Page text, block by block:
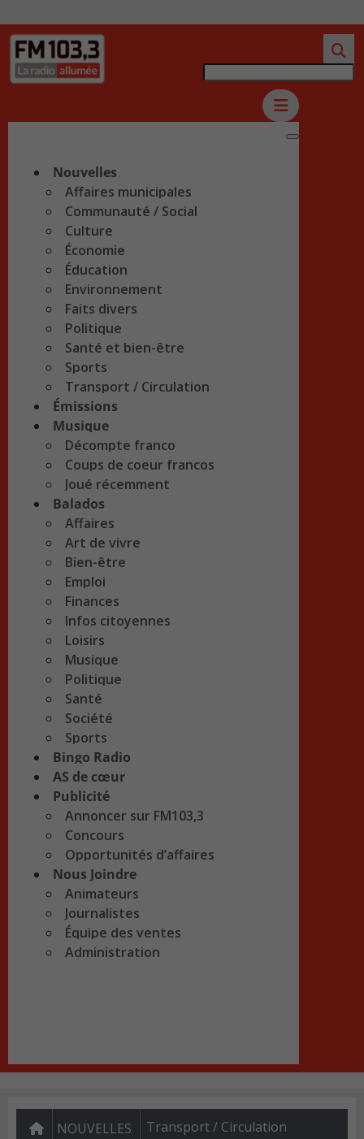
Nouvelles
Affaires municipales
Communauté / Social
Culture
Économie
Éducation
Environnement
Faits divers
Politique
Santé et bien-être
Sports
Transport / Circulation
Émissions
Musique
Décompte franco
Coups de coeur francos
Joué récemment
Balados
Affaires
Art de vivre
Bien-être
Emploi
Finances
Infos citoyennes
Loisirs
Musique
Politique
Santé
Société
Sports
Bingo Radio
AS de cœur
Publicité
Annoncer sur FM103,3
Concours
Opportunités d’affaires
Nous Joindre
Animateurs
Journalistes
Équipe des ventes
Administration
NOUVELLES Transport / Circulation